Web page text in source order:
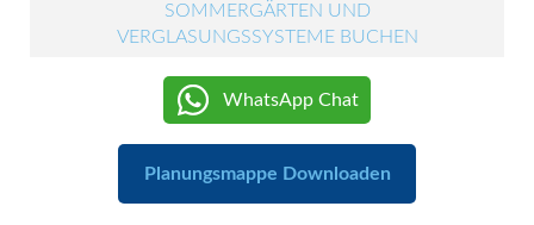
SOMMERGÄRTEN UND
VERGLASUNGSSYSTEME BUCHEN
WhatsApp Chat
Planungsmappe Downloaden